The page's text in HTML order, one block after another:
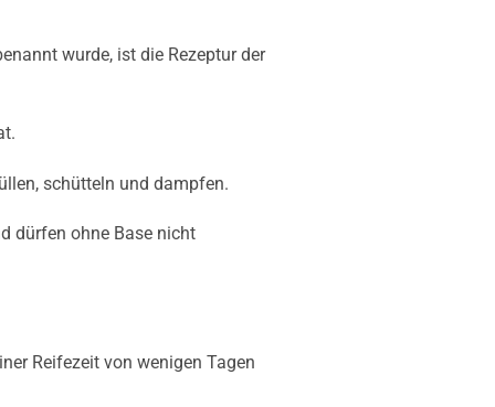
wurde, ist die Rezeptur der
schütteln und dampfen.
dürfen ohne Base nicht
Reifezeit von wenigen Tagen